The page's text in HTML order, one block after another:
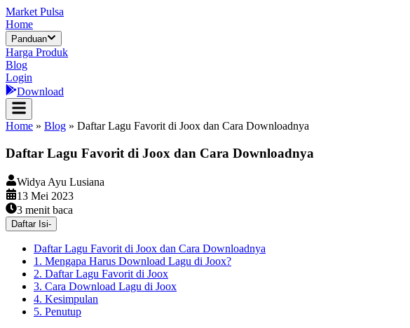
Market Pulsa
Home
Panduan
Harga Produk
Blog
Login
Download
Home » Blog » Daftar Lagu Favorit di Joox dan Cara Downloadnya
Daftar Lagu Favorit di Joox dan Cara Downloadnya
Widya Ayu Lusiana
13 Mei 2023
3 menit baca
Daftar Isi-
Daftar Lagu Favorit di Joox dan Cara Downloadnya
1. Mengapa Harus Download Lagu di Joox?
2. Daftar Lagu Favorit di Joox
3. Cara Download Lagu di Joox
4. Kesimpulan
5. Penutup